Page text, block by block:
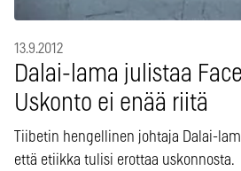
13.9.2012
Dalai-lama julistaa
Uskonto ei enää riitä
Tiibetin hengellinen johtaja Dalai-
että etiikka tulisi erottaa uskonnosta.